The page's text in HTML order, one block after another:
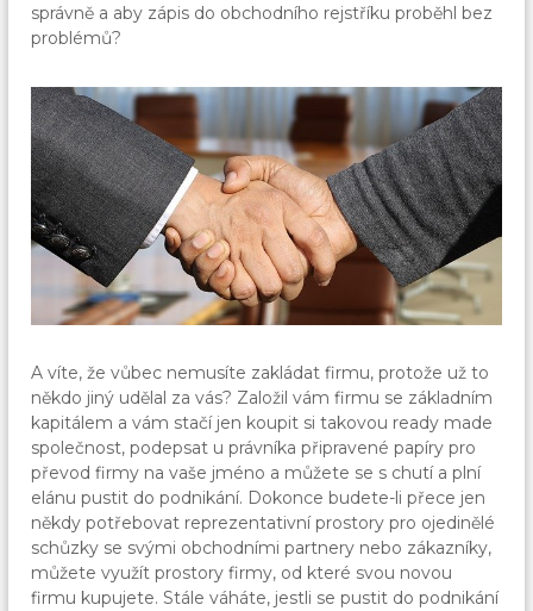
správně a aby zápis do obchodního rejstříku proběhl bez
problémů?
A víte, že vůbec nemusíte zakládat firmu, protože už to
někdo jiný udělal za vás? Založil vám firmu se základním
kapitálem a vám stačí jen koupit si takovou ready made
společnost, podepsat u právníka připravené papíry pro
převod firmy na vaše jméno a můžete se s chutí a plní
elánu pustit do podnikání. Dokonce budete-li přece jen
někdy potřebovat reprezentativní prostory pro ojedinělé
schůzky se svými obchodními partnery nebo zákazníky,
můžete využít prostory firmy, od které svou novou
firmu kupujete.Stále váháte, jestli se pustit do podnikání